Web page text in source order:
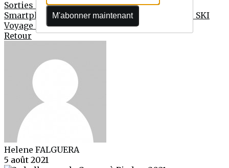
Sorties culturelles & retraités & conférences
SmartphoneTIFTir compétition
TROPHÉE de SKI
Voyage de Groupe
Retour
Helene FALGUERA
5 août 2021
M'abonner maintenant